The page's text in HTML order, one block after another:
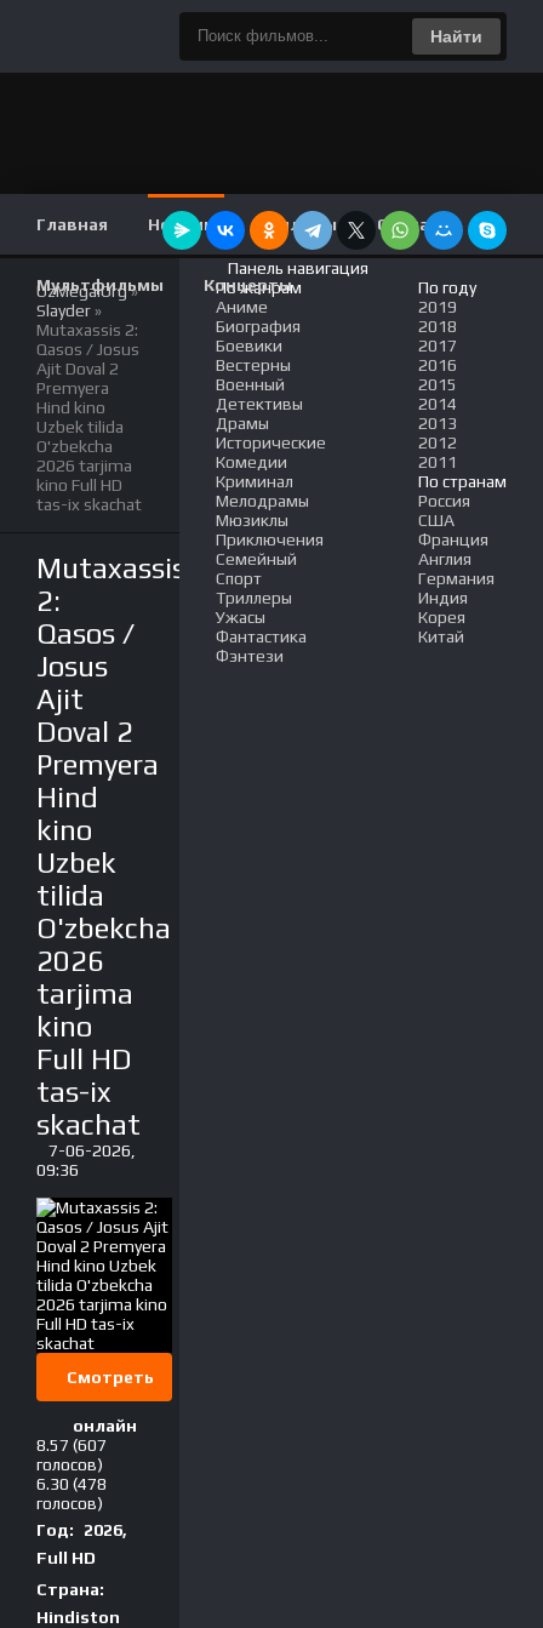
Найти
Главная Новинки Фильмы Сериалы
Мультфильмы Концерты
UzMega.Org»
Slayder »
Mutaxassis 2:
Qasos / Josus
Ajit Doval 2
Premyera
Hind kino
Uzbek tilida
O'zbekcha
2026 tarjima
kino Full HD
tas-ix skachat
Mutaxassis
2:
Qasos /
Josus
Ajit
Doval 2
Premyera
Hind
kino
Uzbek
tilida
O'zbekcha
2026
tarjima
kino
Full HD
tas-ix
skachat
7-06-2026,
09:36
Смотреть
онлайн
8.57 (607
голосов)
6.30 (478
голосов)
Год:
2026,
Full HD
Страна:
Hindiston
Панель навигация
По жанрам
Аниме
Биография
Боевики
Вестерны
Военный
Детективы
Драмы
Исторические
Комедии
Криминал
Мелодрамы
Мюзиклы
Приключения
Семейный
Спорт
Триллеры
Ужасы
Фантастика
Фэнтези
По году
2019
2018
2017
2016
2015
2014
2013
2012
2011
По странам
Россия
США
Франция
Англия
Германия
Индия
Корея
Китай